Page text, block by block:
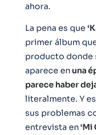
ahora.
La pena es que
primer álbum
producto donde
aparece en una
parece haber
literalmente. Y
sus problemas
entrevista en‘Mi